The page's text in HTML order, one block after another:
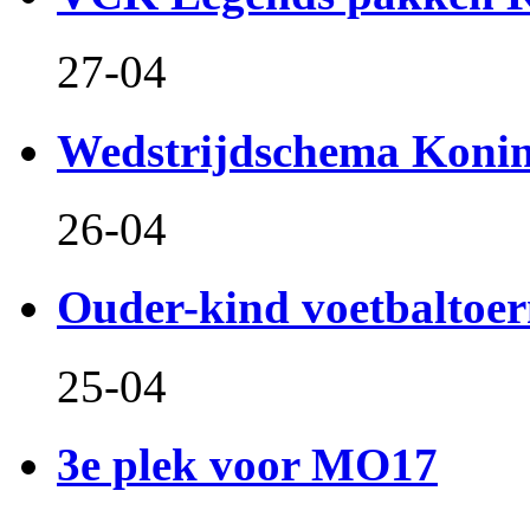
27-04
Wedstrijdschema
26-04
Ouder-kind
25-04
3e plek voor MO17